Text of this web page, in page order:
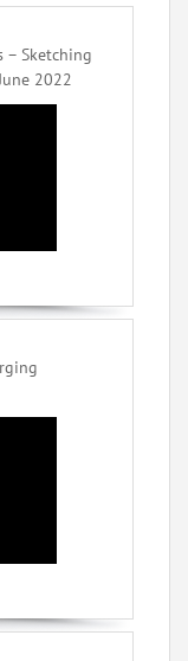
– Sketching
2022